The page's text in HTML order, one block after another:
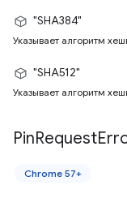
"SHA384"
Указывает алгоритм
"SHA512"
Указывает алгоритм
PinRequest
Chrome 57+